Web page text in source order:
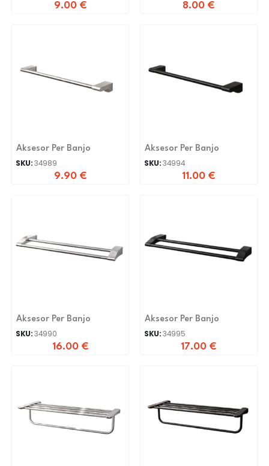
9.00 €
8.00 €
Aksesor Per Banjo
SKU:34989
9.90 €
Aksesor Per Banjo
SKU:34994
11.00 €
Aksesor Per Banjo
SKU:34990
16.00 €
Aksesor Per Banjo
SKU:34995
17.00 €